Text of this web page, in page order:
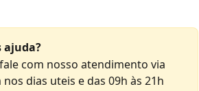
ajuda?
com nosso atendimento via
dias uteis e das 09h às 21h